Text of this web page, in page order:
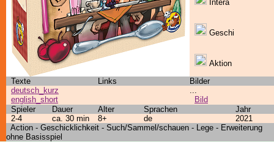
Intera
Geschi
Aktion
Texte
Links
Bilder
deutsch_kurz
english_short
...
Bild
Spieler
Dauer Alter Sprachen
Jahr
2-4
ca. 30 min 8+ de
2021
Action - Geschicklichkeit - Such/Sammel/schauen - Lege - Erweiterung
ohne Basisspiel